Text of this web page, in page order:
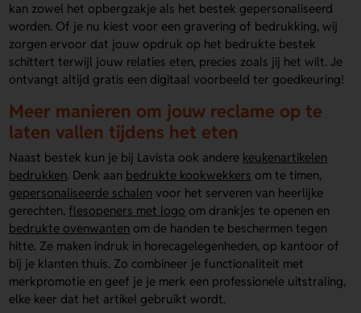
kan zowel het opbergzakje als het bestek gepersonaliseerd
worden. Of je nu kiest voor een gravering of bedrukking, wij
zorgen ervoor dat jouw opdruk op het bedrukte bestek
schittert terwijl jouw relaties eten, precies zoals jij het wilt. Je
ontvangt altijd gratis een digitaal voorbeeld ter goedkeuring!
Meer manieren om jouw reclame op te
laten vallen tijdens het eten
Naast bestek kun je bij Lavista ook andere keukenartikelen
bedrukken. Denk aan bedrukte kookwekkers om te timen,
gepersonaliseerde schalen voor het serveren van heerlijke
gerechten, flesopeners met logo om drankjes te openen en
bedrukte ovenwanten om de handen te beschermen tegen
hitte. Ze maken indruk in horecagelegenheden, op kantoor of
bij je klanten thuis. Zo combineer je functionaliteit met
merkpromotie en geef je je merk een professionele uitstraling,
elke keer dat het artikel gebruikt wordt.